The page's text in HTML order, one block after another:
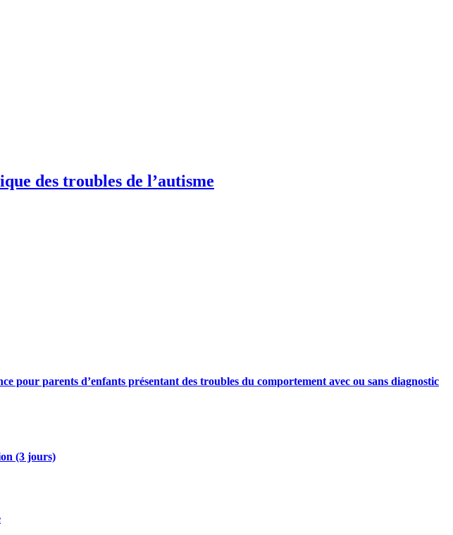
des troubles de l’autisme
pour parents d’enfants présentant des troubles du comportement avec ou sans diagnostic
(3 jours)